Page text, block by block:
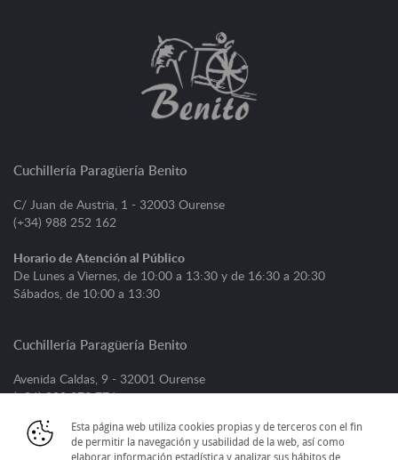
Cuchillería Paragüería Benito
C/ Juan de Austria, 1 - 32003 Ourense
(+34) 988 252 162
Horario de Atención al Público
De Lunes a Viernes, de 10:00 a 13:30 y de 16:30 a 20:30
Sábados, de 10:00 a 13:30
Cuchillería Paragüería Benito
Avenida Caldas, 9 - 32001 Ourense
(+34) 988 373 776
Horario de Atención al Público
De Lunes a Viernes, de 09:00 a 13:30 y de 16:30 a 20:30
Esta página web utiliza cookies propias y de terceros con el fin
de permitir la navegación y usabilidad de la web, así como
elaborar información estadística y analizar sus hábitos de